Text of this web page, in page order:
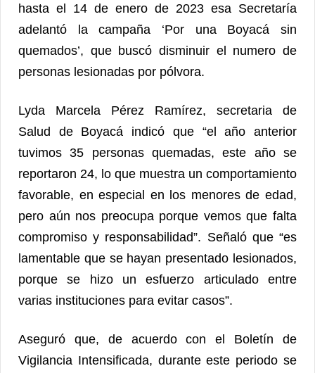
hasta el 14 de enero de 2023 esa Secretaría
adelantó la campaña ‘Por una Boyacá sin
quemados’, que buscó disminuir el numero de
personas lesionadas por pólvora.
Lyda Marcela Pérez Ramírez, secretaria de
Salud de Boyacá indicó que “el año anterior
tuvimos 35 personas quemadas, este año se
reportaron 24, lo que muestra un comportamiento
favorable, en especial en los menores de edad,
pero aún nos preocupa porque vemos que falta
compromiso y responsabilidad”. Señaló que “es
lamentable que se hayan presentado lesionados,
porque se hizo un esfuerzo articulado entre
varias instituciones para evitar casos”.
Aseguró que, de acuerdo con el Boletín de
Vigilancia Intensificada, durante este periodo se